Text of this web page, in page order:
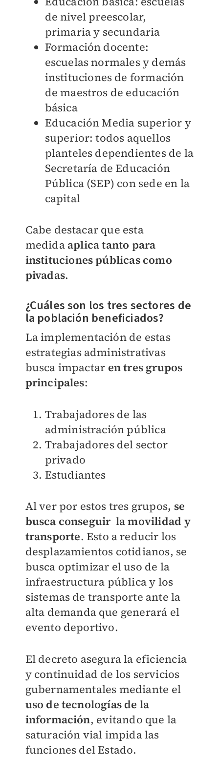
de nivel preescolar,
primaria y secundaria
Formación docente:
escuelas normales y demás
instituciones de formación
de maestros de educación
básica
Educación Media superior y
superior: todos aquellos
planteles dependientes de la
Secretaría de Educación
Pública (SEP) con sede en la
capital
Cabe destacar que esta
medida aplica tanto para
instituciones públicas como
pivadas.
¿Cuáles son los tres sectores de
la población beneficiados?
La implementación de estas
estrategias administrativas
busca impactar en tres grupos
principales:
Trabajadores de las
administración pública
Trabajadores del sector
privado
Estudiantes
Al ver por estos tres grupos, se
busca conseguir la movilidad y
transporte. Esto a reducir los
desplazamientos cotidianos, se
busca optimizar el uso de la
infraestructura pública y los
sistemas de transporte ante la
alta demanda que generará el
evento deportivo.
El decreto asegura la eficiencia
y continuidad de los servicios
gubernamentales mediante el
uso de tecnologías de la
información, evitando que la
saturación vial impida las
funciones del Estado.